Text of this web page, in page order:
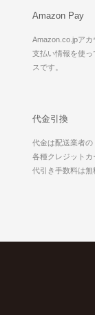
Amazon Pay
Amazon.co.jpア
支払い情報を使
スです。
代金引換
代金は配送業者の
各種クレジットカ
代引き手数料は無